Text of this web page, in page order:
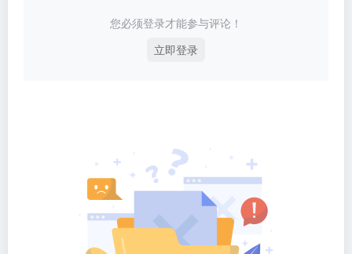
您必须登录才能参与评论！
立即登录